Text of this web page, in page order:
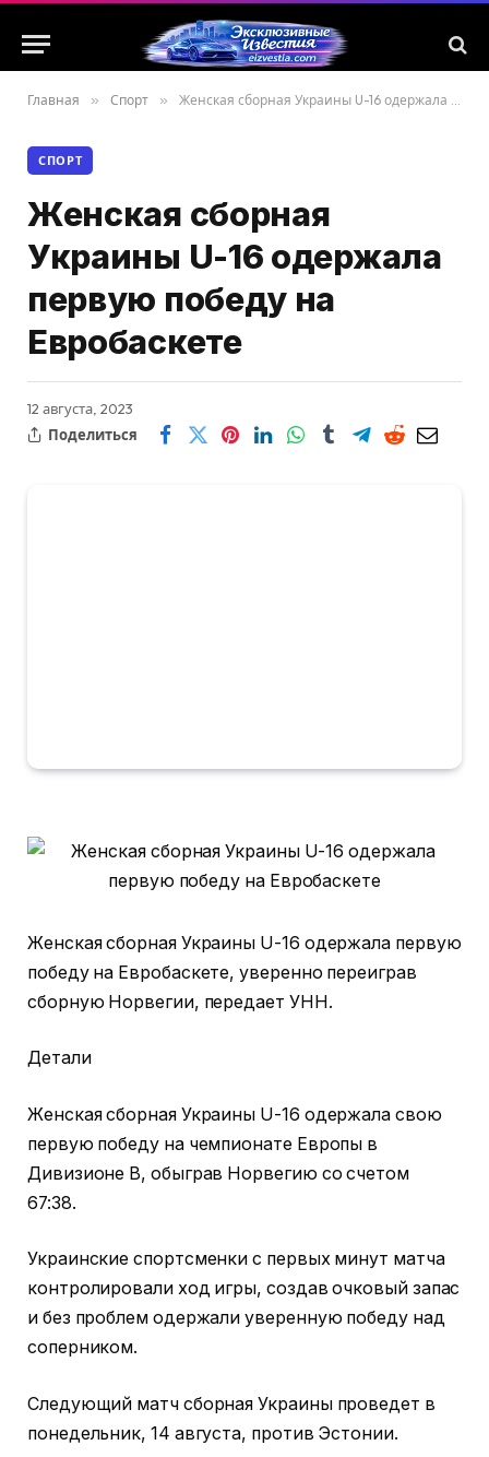
Главная » Спорт » Женская сборная Украины U-16 одержала первую победу на Евробаскете
СПОРТ
Женская сборная
Украины U-16 одержала
первую победу на
Евробаскете
12 августа, 2023
Поделиться
Женская сборная Украины U-16 одержала первую
победу на Евробаскете, уверенно переиграв
сборную Норвегии, передает УНН.
Детали
Женская сборная Украины U-16 одержала свою
первую победу на чемпионате Европы в
Дивизионе В, обыграв Норвегию со счетом
67:38.
Украинские спортсменки с первых минут матча
контролировали ход игры, создав очковый запас
и без проблем одержали уверенную победу над
соперником.
Следующий матч сборная Украины проведет в
понедельник, 14 августа, против Эстонии.